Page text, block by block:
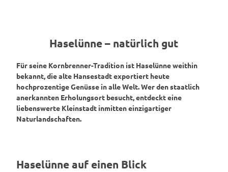
Haselünne – natürlich gut
Für seine Kornbrenner-Tradition ist Haselünne weithin
bekannt, die alte Hansestadt exportiert heute
hochprozentige Genüsse in alle Welt. Wer den staatlich
anerkannten Erholungsort besucht, entdeckt eine
liebenswerte Kleinstadt inmitten einzigartiger
Naturlandschaften.
Haselünne auf einen Blick